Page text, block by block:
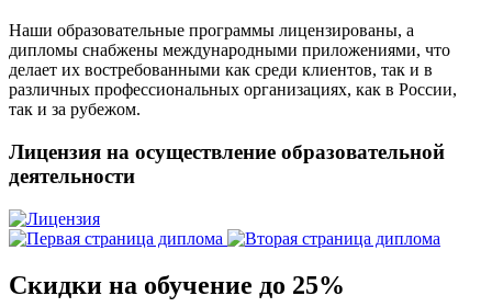
Наши образовательные программы лицензированы, а
дипломы снабжены международными приложениями, что
делает их востребованными как среди клиентов, так и в
различных профессиональных организациях, как в России,
так и за рубежом.
Лицензия на осуществление образовательной
деятельности
Скидки на обучение до 25%